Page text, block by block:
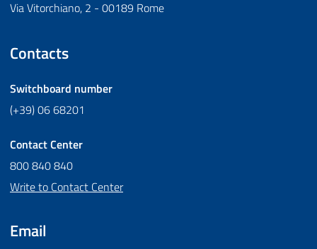
Via Vitorchiano, 2 - 00189 Rome
Contacts
Switchboard number
(+39) 06 68201
Contact Center
800 840 840
Write to Contact Center
Email